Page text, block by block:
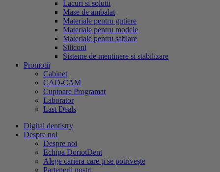
Lacuri si solutii
Mase de ambalat
Materiale pentru gutiere
Materiale pentru modele
Materiale pentru sablare
Siliconi
Sisteme de mentinere si stabilizare
Promotii
Cabinet
CAD-CAM
Cuptoare Programat
Laborator
Last Deals
Digital dentistry
Despre noi
Despre noi
Echipa DoriotDent
Alege cariera care ți se potrivește
Partenerii noștri